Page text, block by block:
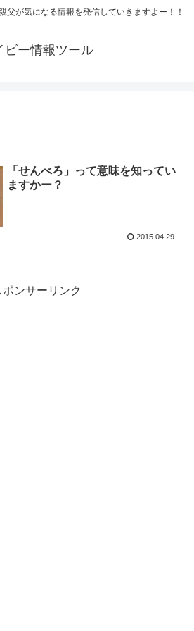
父が気になる情報を発信していきますよー！！
ビー情報ツール
「せんべろ」って意味を知ってい
ますかー？
2015.04.29
ポンサーリンク